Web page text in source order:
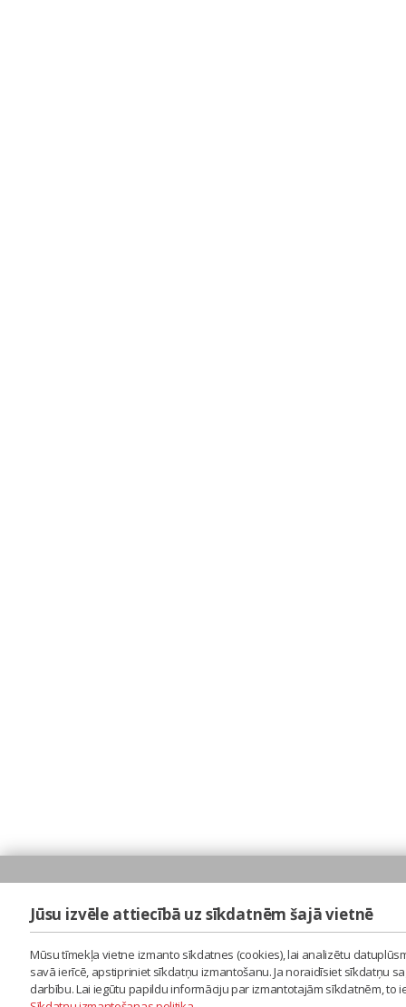
Jūsu izvēle attiecībā uz sīkdatnēm šajā vietnē
Mūsu tīmekļa vietne izmanto sīkdatnes (cookies), lai analizētu
savā ierīcē, apstipriniet sīkdatņu izmantošanu. Ja noraidīsiet sīkdatņu
darbību. Lai iegūtu papildu informāciju par izmantotajām sīkdatnēm,